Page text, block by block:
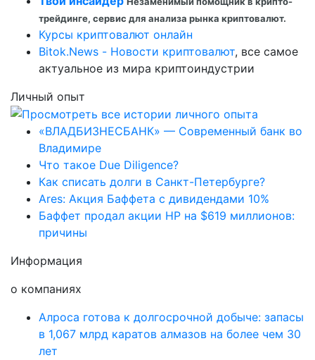
трейдинге, сервис для анализа рынка криптовалют.
Курсы криптовалют онлайн
Bitok.News - Новости криптовалют, все самое
актуальное из мира криптоиндустрии
Личный опыт
«ВЛАДБИЗНЕСБАНК» — Современный банк во
Владимире
Что такое Due Diligence?
Как списать долги в Санкт-Петербурге?
Ares: Акция Баффета с дивидендами 10%
Баффет продал акции HP на $619 миллионов:
причины
Информация
о компаниях
Алроса готова к долгосрочной добыче: запасы
в 1,067 млрд каратов алмазов на более чем 30
лет